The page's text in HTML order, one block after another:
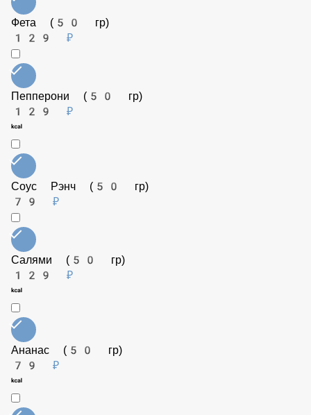
Цыпленок гриль (50 гр)
129 ₽
Фета (50 гр)
Пепперони (50 гр)
79 ₽
129 ₽